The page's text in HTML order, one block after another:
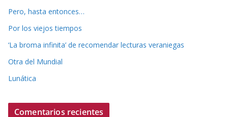
Pero, hasta entonces…
Por los viejos tiempos
‘La broma infinita’ de recomendar lecturas veraniegas
Otra del Mundial
Lunática
Comentarios recientes